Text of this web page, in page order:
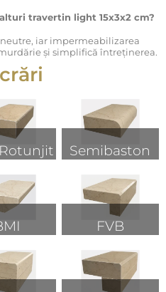
travertin light 15x3x2 cm?
iar impermeabilizarea
și simplifică întreținerea.
Semibaston
FVB